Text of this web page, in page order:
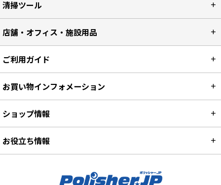
清掃ツール
店舗・オフィス・施設用品
ご利用ガイド
お買い物インフォメーション
ショップ情報
お役立ち情報